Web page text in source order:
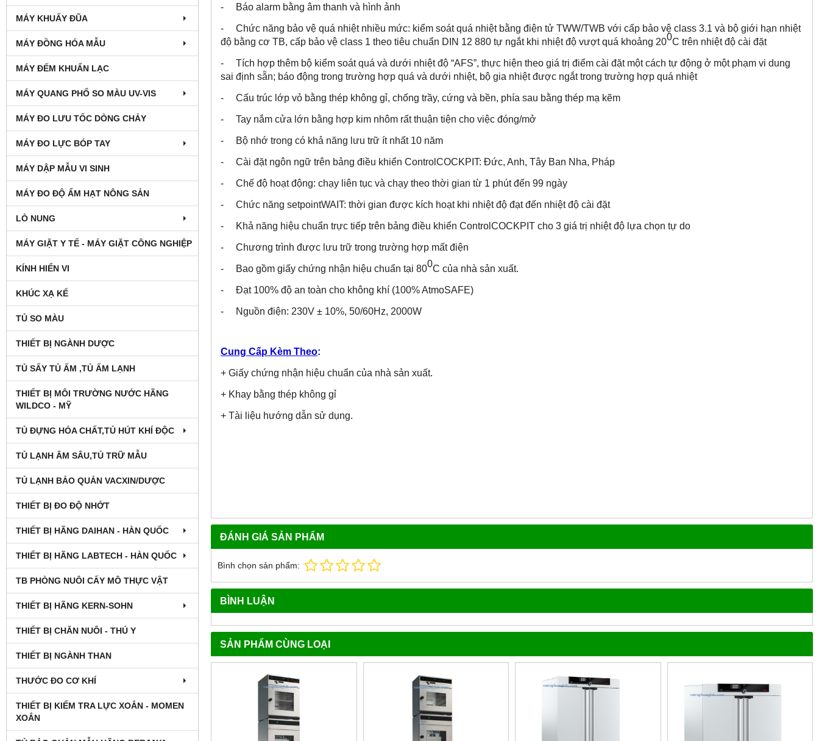
MÁY KHUẤY ĐŨA
MÁY ĐỒNG HÓA MẪU
MÁY ĐẾM KHUẨN LẠC
MÁY QUANG PHỔ SO MÀU UV-VIS
MÁY ĐO LƯU TỐC DÒNG CHẢY
MÁY ĐO LỰC BÓP TAY
MÁY DẬP MẪU VI SINH
MÁY ĐO ĐỘ ẨM HẠT NÔNG SẢN
LÒ NUNG
MÁY GIẶT Y TẾ - MÁY GIẶT CÔNG NGHIỆP
KÍNH HIỂN VI
KHÚC XẠ KẾ
TỦ SO MÀU
THIẾT BỊ NGÀNH DƯỢC
TỦ SẤY TỦ ẤM ,TỦ ẤM LẠNH
THIẾT BỊ MÔI TRƯỜNG NƯỚC HÃNG
WILDCO - MỸ
TỦ ĐỰNG HÓA CHẤT,TỦ HÚT KHÍ ĐỘC
TỦ LẠNH ÂM SÂU,TỦ TRỮ MẪU
TỦ LẠNH BẢO QUẢN VACXIN/DƯỢC
THIẾT BỊ ĐO ĐỘ NHỚT
THIẾT BỊ HÃNG DAIHAN - HÀN QUỐC
THIẾT BỊ HÃNG LABTECH - HÀN QUỐC
TB PHÒNG NUÔI CẤY MÔ THỰC VẬT
THIẾT BỊ HÃNG KERN-SOHN
THIẾT BỊ CHĂN NUÔI - THÚ Y
THIẾT BỊ NGÀNH THAN
THƯỚC ĐO CƠ KHÍ
THIẾT BỊ KIỂM TRA LỰC XOẮN - MOMEN
XOẮN
- Báo alarm bằng âm thanh và hình ảnh
- Chức năng bảo vệ quá nhiệt nhiều mức: kiểm soát quá nhiệt bằng điện tử TWW/TWB với cấp bảo vệ class 3.1 và bộ giới hạn nhiệt
độ bằng cơ TB, cấp bảo vệ class 1 theo tiêu chuẩn DIN 12 880 tự ngắt khi nhiệt độ vượt quá khoảng 200C trên nhiệt độ cài đặt
- Tích hợp thêm bộ kiểm soát quá và dưới nhiệt độ “AFS”, thực hiện theo giá trị điểm cài đặt một cách tự động ở một phạm vi dung
sai định sẵn; báo động trong trường hợp quá và dưới nhiệt, bộ gia nhiệt được ngắt trong trường hợp quá nhiệt
- Cấu trúc lớp vỏ bằng thép không gỉ, chống trầy, cứng và bền, phía sau bằng thép mạ kẽm
- Tay nắm cửa lớn bằng hợp kim nhôm rất thuận tiện cho việc đóng/mở
- Bộ nhớ trong có khả năng lưu trữ ít nhất 10 năm
- Cài đặt ngôn ngữ trên bảng điều khiển ControlCOCKPIT: Đức, Anh, Tây Ban Nha, Pháp
- Chế độ hoạt động: chạy liên tục và chạy theo thời gian từ 1 phút đến 99 ngày
- Chức năng setpointWAIT: thời gian được kích hoạt khi nhiệt độ đạt đến nhiệt độ cài đặt
- Khả năng hiệu chuẩn trực tiếp trên bảng điều khiển ControlCOCKPIT cho 3 giá trị nhiệt độ lựa chọn tự do
- Chương trình được lưu trữ trong trường hợp mất điện
- Bao gồm giấy chứng nhận hiệu chuẩn tại 800C của nhà sản xuất.
- Đạt 100% độ an toàn cho không khí (100% AtmoSAFE)
- Nguồn điện: 230V ± 10%, 50/60Hz, 2000W
Cung Cấp Kèm Theo:
+ Giấy chứng nhận hiệu chuẩn của nhà sản xuất.
+ Khay bằng thép không gỉ
+ Tài liệu hướng dẫn sử dụng.
ĐÁNH GIÁ SẢN PHẨM
Bình chọn sản phẩm:
BÌNH LUẬN
SẢN PHẨM CÙNG LOẠI